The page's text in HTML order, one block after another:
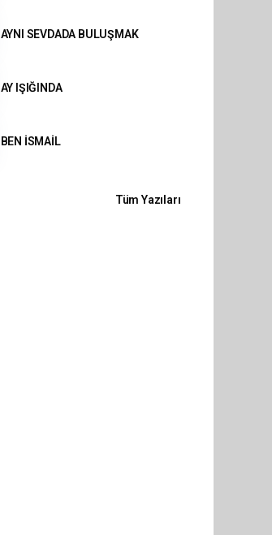
AYNI SEVDADA BULUŞMAK
AY IŞIĞINDA
BEN İSMAİL
Tüm Yazıları